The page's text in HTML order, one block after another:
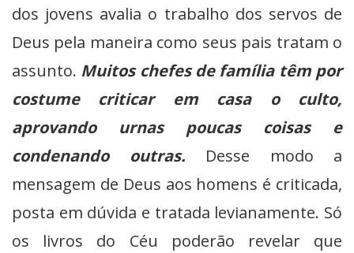
dos jovens avalia o trabalho dos servos de
Deus pela maneira como seus pais tratam o
assunto. Muitos chefes de família têm por
costume criticar em casa o culto,
aprovando urnas poucas coisas e
condenando outras. Desse modo a
mensagem de Deus aos homens é criticada,
posta em dúvida e tratada levianamente. Só
os livros do Céu poderão revelar que